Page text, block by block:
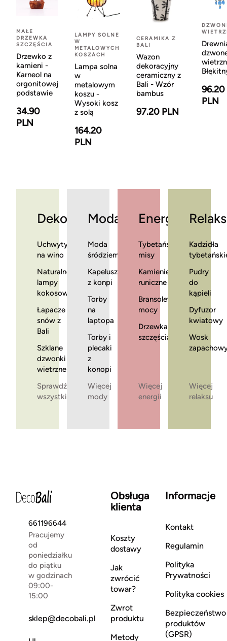
MAŁE
DRZEWKA
SZCZĘŚCIA
Drzewko z
kamieni -
Karneol na
orgonitowej
podstawie
34.90
PLN
LAMPY SOLNE
W
METALOWYCH
KOSZACH
Lampa solna
w
metalowym
koszu -
Wysoki kosz
z solą
164.20
PLN
CERAMIKA Z
BALI
Wazon
dekoracyjny
ceramiczny z
Bali - Wzór
bambus
97.20 PLN
96.20
PLN
Dekoracje
Uchwyty
na wino
Naturalne
lampy
kokosowe
Łapacze
snów z
Bali
Szklane
dzwonki
wietrzne
Sprawdź
wszystkie
Moda
Moda
śródziemnomorska
Kapelusze
z konpi
Torby
na
laptopa
Torby i
plecaki
z
konopi
Więcej
mody
Energia
Tybetańskie
misy
Kamienie
runiczne
Bransoletki
mocy
Drzewka
szczęścia
Więcej
energii
Relaks
Kadzidła
Pudry
do
kąpieli
Dyfuzor
kwiatowy
Wosk
Więcej
relaksu
661196644
Pracujemy
od
poniedziałku
do piątku
w godzinach
09:00-
15:00
sklep@decobali.pl
Obsługa
klienta
Koszty
dostawy
Jak
zwrócić
towar?
Zwrot
produktu
Metody
Informacje
Kontakt
Regulamin
Polityka
Prywatności
Polityka cookies
Bezpieczeństwo
produktów
(GPSR)